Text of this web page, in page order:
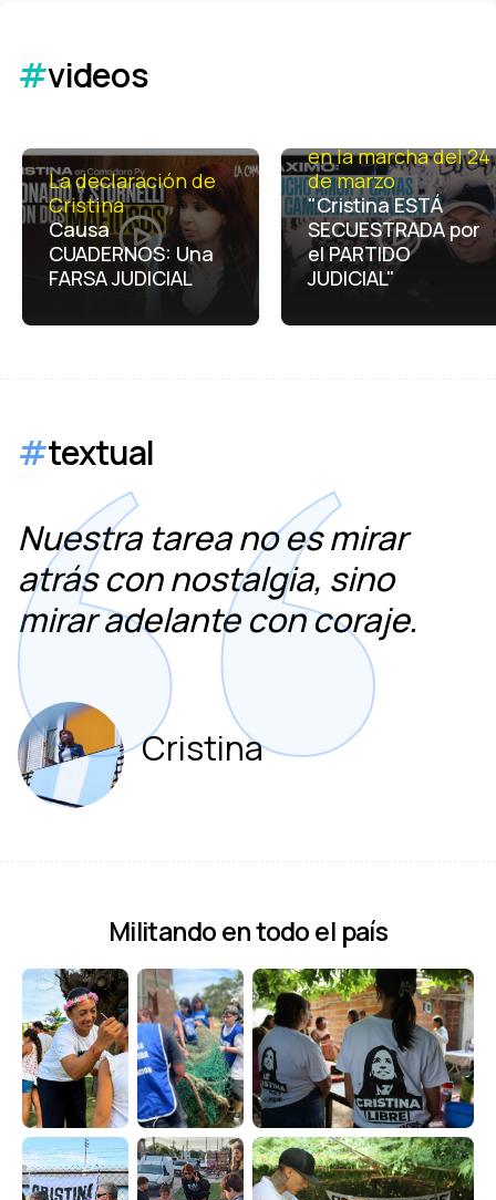
#videos
La declaración de
Cristina
Causa
CUADERNOS: Una
FARSA JUDICIAL
en la marcha del 24
de marzo
"Cristina ESTÁ
SECUESTRADA por
el PARTIDO
JUDICIAL"
#textual
Nuestra tarea no es mirar
atrás con nostalgia, sino
mirar adelante con coraje.
Cristina
Militando en todo el país